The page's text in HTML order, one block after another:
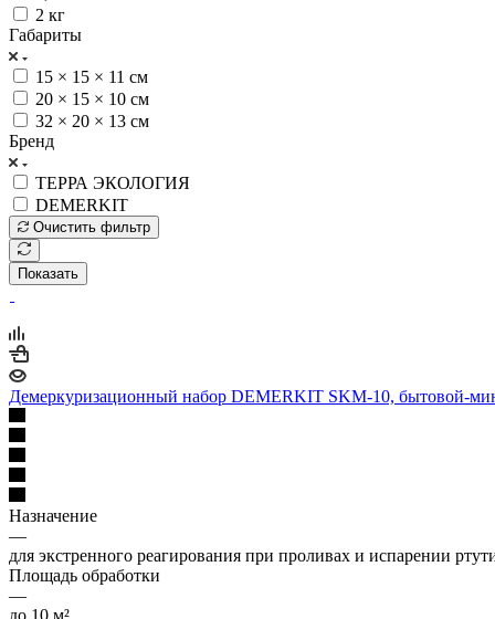
2 кг
Габариты
15 × 15 × 11 см
20 × 15 × 10 см
32 × 20 × 13 см
Бренд
ТЕРРА ЭКОЛОГИЯ
DEMERKIT
Очистить фильтр
Показать
Демеркуризационный набор DEMERKIT SKM-10, бытовой-
Назначение
—
для экстренного реагирования при проливах и испарении
Площадь обработки
—
до 10 м²